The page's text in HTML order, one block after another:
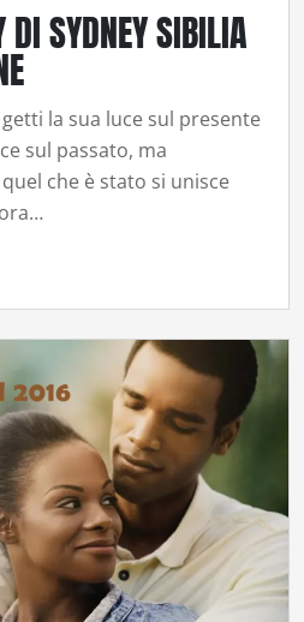
DI SYDNEY SIBILIA
la sua luce sul presente
sul passato, ma
che è stato si unisce